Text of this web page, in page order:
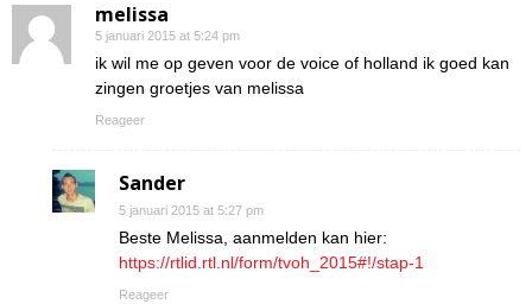
melissa
5 januari 2015 at 5:24 pm
ik wil me op geven voor de voice of holland ik goed kan
zingen groetjes van melissa
Reageer
Sander
5 januari 2015 at 5:27 pm
Beste Melissa, aanmelden kan hier:
https://rtlid.rtl.nl/form/tvoh_2015#!/stap-1
Reageer